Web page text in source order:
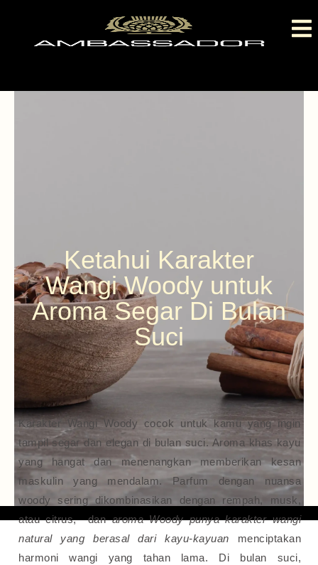
Ketahui Karakter
Wangi Woody untuk
Aroma Segar Di Bulan
Suci
Karakter Wangi Woody cocok untuk kamu yang ingin
tampil segar dan elegan di bulan suci. Aroma khas kayu
yang hangat dan menenangkan memberikan kesan
maskulin yang mendalam. Parfum dengan nuansa
woody sering dikombinasikan dengan rempah, musk,
atau citrus, danaroma Woody punya karakter wangi
natural yang berasal dari kayu-kayuan menciptakan
harmoni wangi yang tahan lama. Di bulan suci,